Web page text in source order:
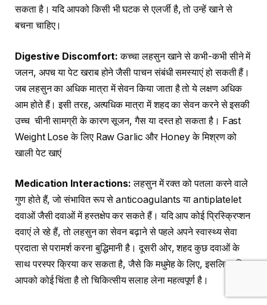
सकता है। यदि आपको किसी भी घटक से एलर्जी है, तो उन्हें खाने से
बचना चाहिए।
Digestive Discomfort: कच्चा लहसुन खाने से कभी-कभी सीने में
जलन, अपच या पेट खराब होने जैसी पाचन संबंधी समस्याएं हो सकती हैं।
जब लहसुन का अधिक मात्रा में सेवन किया जाता है तो ये लक्षण अधिक
आम होते हैं। इसी तरह, अत्यधिक मात्रा में शहद का सेवन करने से इसकी
उच्च चीनी सामग्री के कारण सूजन, गैस या दस्त हो सकता है। Fast
Weight Lose के लिए Raw Garlic और Honey के मिश्रण को
खाली पेट खाएं
Medication Interactions: लहसुन में रक्त को पतला करने वाले
गुण होते हैं, जो संभावित रूप से anticoagulants या antiplatelet
दवाओं जैसी दवाओं में हस्तक्षेप कर सकते हैं। यदि आप कोई प्रिस्क्रिप्शन
दवाएं ले रहे हैं, तो लहसुन का सेवन बढ़ाने से पहले अपने स्वास्थ्य सेवा
प्रदाता से परामर्श करना बुद्धिमानी है। दूसरी ओर, शहद कुछ दवाओं के
साथ परस्पर क्रिया कर सकता है, जैसे कि मधुमेह के लिए, इसलिए यदि
आपको कोई चिंता है तो चिकित्सीय सलाह लेना महत्वपूर्ण है।